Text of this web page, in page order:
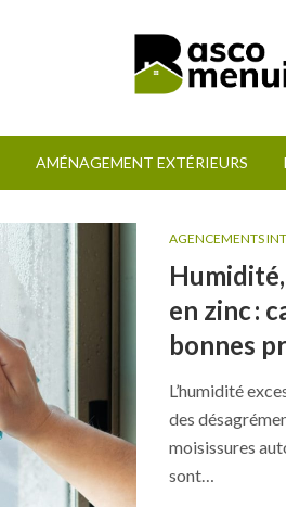
AMÉNAGEMENT EXTÉRIEURS
AGENCEMENTS
en zinc :
bonnes
L’humidité
des
moisissures
sont…